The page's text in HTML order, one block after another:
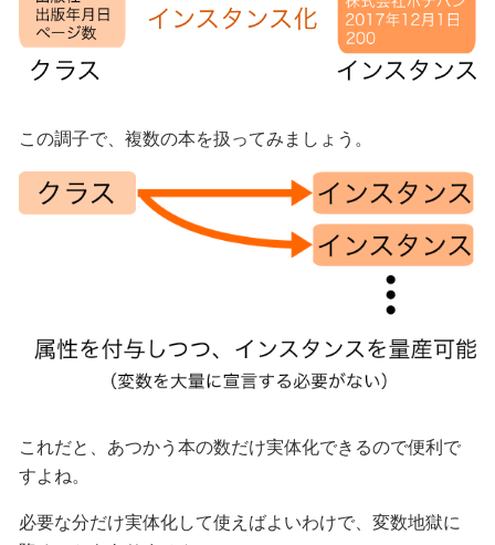
この調子で、複数の本を扱ってみましょう。
これだと、あつかう本の数だけ実体化できるので便利で
すよね。
必要な分だけ実体化して使えばよいわけで、変数地獄に